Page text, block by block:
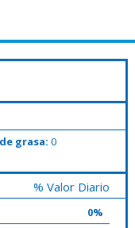
grasa: 0
% Valor Diario
0%